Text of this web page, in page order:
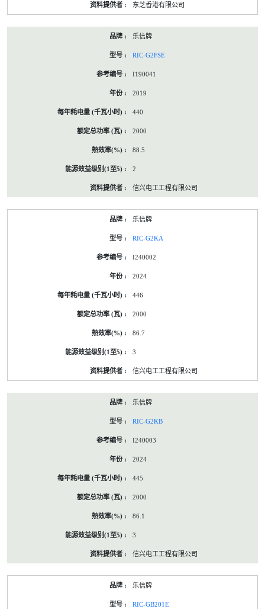
东芝香港有限公司
乐信牌
RIC-G2FSE
I190041
2019
440
2000
88.5
2
信兴电工工程有限公司
乐信牌
RIC-G2KA
I240002
2024
446
2000
86.7
3
信兴电工工程有限公司
乐信牌
RIC-G2KB
I240003
2024
445
2000
86.1
3
信兴电工工程有限公司
乐信牌
RIC-GB201E